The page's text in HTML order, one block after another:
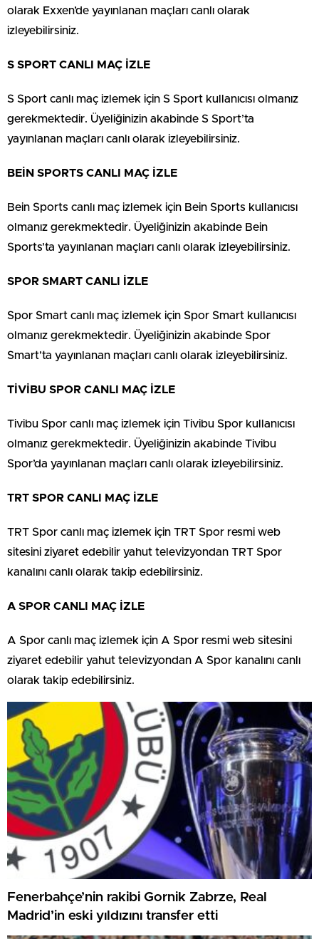
olarak Exxen’de yayınlanan maçları canlı olarak
izleyebilirsiniz.
S SPORT CANLI MAÇ İZLE
S Sport canlı maç izlemek için S Sport kullanıcısı olmanız
gerekmektedir. Üyeliğinizin akabinde S Sport’ta
yayınlanan maçları canlı olarak izleyebilirsiniz.
BEİN SPORTS CANLI MAÇ İZLE
Bein Sports canlı maç izlemek için Bein Sports kullanıcısı
olmanız gerekmektedir. Üyeliğinizin akabinde Bein
Sports’ta yayınlanan maçları canlı olarak izleyebilirsiniz.
SPOR SMART CANLI İZLE
Spor Smart canlı maç izlemek için Spor Smart kullanıcısı
olmanız gerekmektedir. Üyeliğinizin akabinde Spor
Smart’ta yayınlanan maçları canlı olarak izleyebilirsiniz.
TİVİBU SPOR CANLI MAÇ İZLE
Tivibu Spor canlı maç izlemek için Tivibu Spor kullanıcısı
olmanız gerekmektedir. Üyeliğinizin akabinde Tivibu
Spor’da yayınlanan maçları canlı olarak izleyebilirsiniz.
TRT SPOR CANLI MAÇ İZLE
TRT Spor canlı maç izlemek için TRT Spor resmi web
sitesini ziyaret edebilir yahut televizyondan TRT Spor
kanalını canlı olarak takip edebilirsiniz.
A SPOR CANLI MAÇ İZLE
A Spor canlı maç izlemek için A Spor resmi web sitesini
ziyaret edebilir yahut televizyondan A Spor kanalını canlı
olarak takip edebilirsiniz.
Fenerbahçe’nin rakibi Gornik Zabrze, Real
Madrid’in eski yıldızını transfer etti